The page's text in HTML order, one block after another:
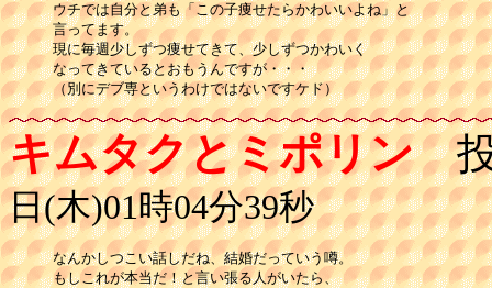
ウチでは自分と弟も「この子痩せたらかわいいよね」と
言ってます。
現に毎週少しずつ痩せてきて、少しずつかわいく
なってきているとおもうんですが・・・
（別にデブ専というわけではないですケド）
キムタクとミポリン投
日(木)01時04分39秒
なんかしつこい話しだね、結婚だっていう噂。
もしこれが本当だ！と言い張る人がいたら、